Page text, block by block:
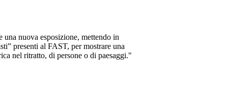
nuova esposizione, mettendo in
presenti al FAST, per mostrare una
nel ritratto, di persone o di paesaggi."